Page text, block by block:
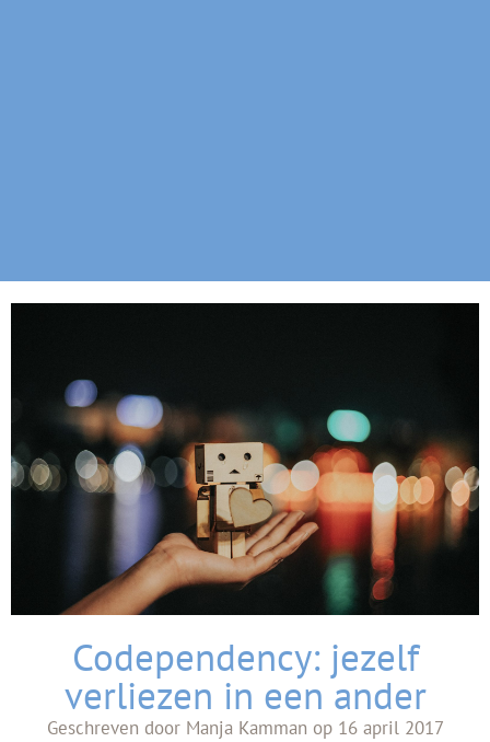
Codependency: jezelf
verliezen in een ander
Geschreven doorManja Kamman op 16 april 2017